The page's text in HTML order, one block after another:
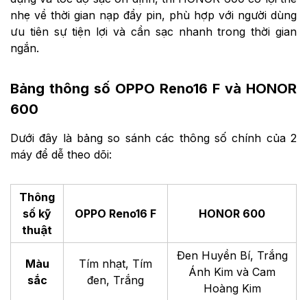
nhẹ về thời gian nạp đầy pin, phù hợp với người dùng
ưu tiên sự tiện lợi và cần sạc nhanh trong thời gian
ngắn.
Bảng thông số OPPO Reno16 F và HONOR
600
Dưới đây là bảng so sánh các thông số chính của 2
máy để dễ theo dõi:
Thông
số kỹ
thuật
OPPO Reno16 F HONOR 600
Màu
sắc
Tím nhạt, Tím
đen, Trắng
Đen Huyền Bí, Trắng
Ánh Kim và Cam
Hoàng Kim